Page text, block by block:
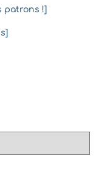
patrons !]